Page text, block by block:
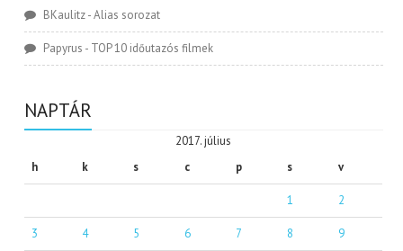
BKaulitz-Alias sorozat
Papyrus - TOP 10 időutazós filmek
NAPTÁR
2017. július
h
k s c p s v
1 2
3 4 5 6 7 8 9